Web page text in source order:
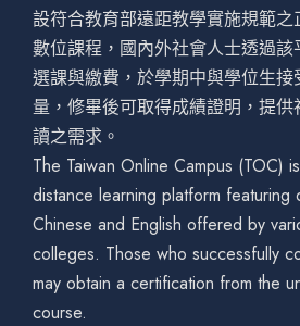
設符合教育部遠距教學實施規範
數位課程，國內外社會人士透過
選課與繳費，於學期中與學位生
量，修畢後可取得成績證明，提
讀之需求。
The Taiwan Online Campus (TOC)
distance learning platform featuring
Chinese and English offered by
colleges. Those who successfully
may obtain a certification from the
course.